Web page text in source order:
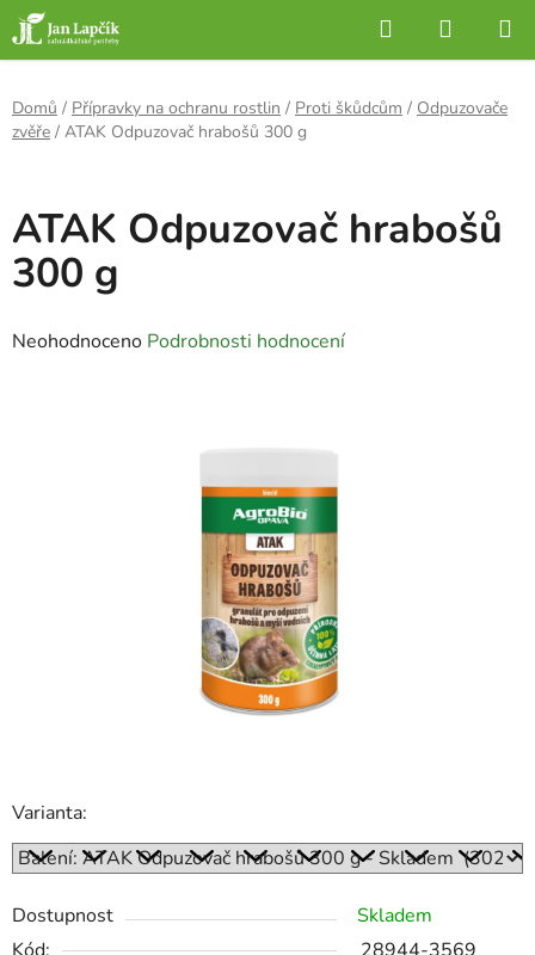
Přejít
na
obsah
Hledat
KOŠÍK
Domů / Přípravky na ochranu rostlin / Proti škůdcům / Odpuzovače
zvěře / ATAK Odpuzovač hrabošů 300 g
Varianta:
Dostupnost
Skladem
ATAK Odpuzovač hrabošů
300 g
Průměrné
Neohodnoceno Podrobnosti hodnocení